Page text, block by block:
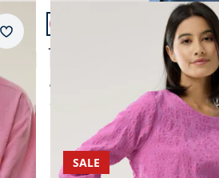
Merkzettel
Artikel 14 von 24.
Jacquard Shirtbluse
4,7 (18)
ab Fr. 159,99
ab (-56%)
SALE